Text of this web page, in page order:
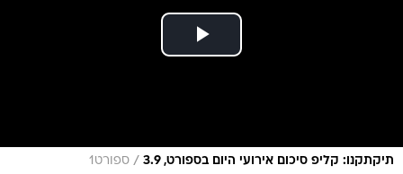
תיקתקנו: קליפ סיכום אירועי היום בספורט, 3.9 / ספורט1